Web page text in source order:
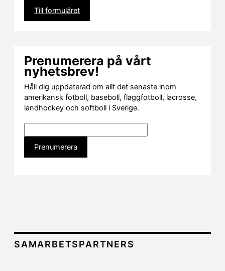
Till formuläret
Prenumerera på vårt
nyhetsbrev!
Håll dig uppdaterad om allt det senaste inom
amerikansk fotboll, baseboll, flaggfotboll, lacrosse,
landhockey och softboll i Sverige.
SAMARBETSPARTNERS